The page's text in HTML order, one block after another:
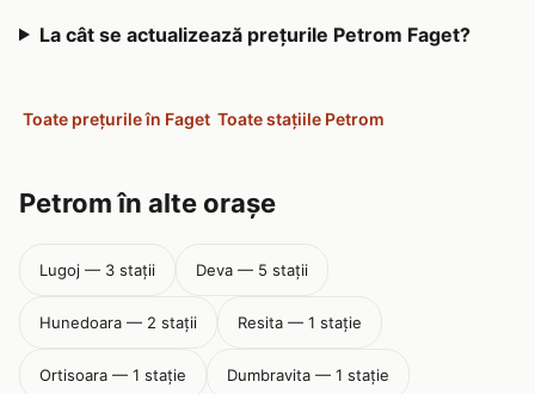
La cât se actualizează prețurile Petrom Faget?
Toate prețurile în Faget Toate stațiile Petrom
Petrom în alte orașe
Lugoj — 3 stații Deva — 5 stații
Hunedoara — 2 stații Resita — 1 stație
Ortisoara — 1 stație Dumbravita — 1 stație